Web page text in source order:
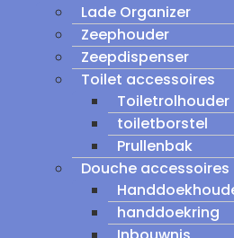
Lade Organizer
Zeephouder
Zeepdispenser
Toilet accessoires
Toiletrolhouder
toiletborstel
Prullenbak
Douche accessoires
handdoekring